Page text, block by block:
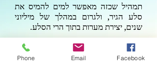
תמהיל שכזה מאפשר למים להמיס את
סלע הגיר, ולגרום במהלך של מיליוני
שנים, יצירת מערות בתוך הרי הסלע.
לתמהיל זה, עת מטפטף לתוך פנים
המערה מתווסף גם גיר מומס, שמהווה
Phone Email Facebook